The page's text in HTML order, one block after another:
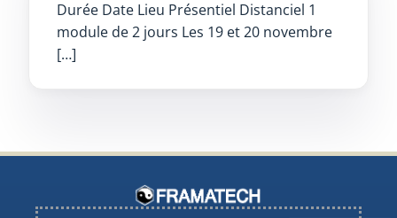
Durée Date Lieu Présentiel Distanciel 1
module de 2 jours Les 19 et 20 novembre
[…]